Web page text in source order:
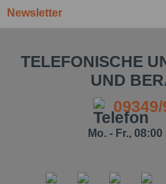
Newsletter
TELEFONISCHE
UND
Mo. - Fr.,